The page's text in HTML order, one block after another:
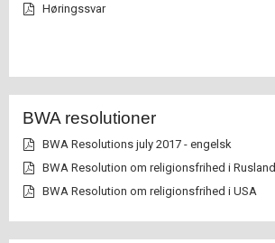
Høringssvar
BWA resolutioner
BWA Resolutions july 2017 - engelsk
BWA Resolution om religionsfrihed i Rusland
BWA Resolution om religionsfrihed i USA